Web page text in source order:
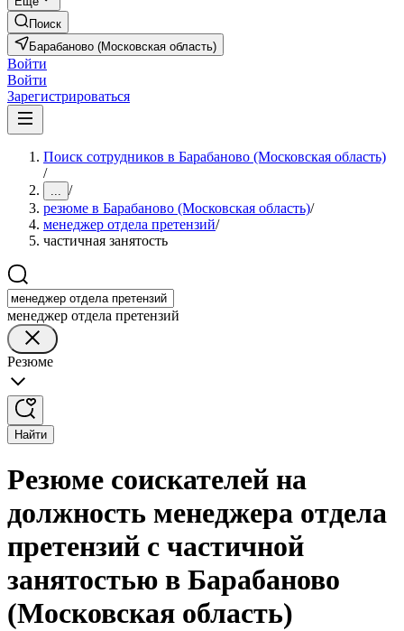
Поиск
Барабаново (Московская область)
Войти
Войти
Зарегистрироваться
Поиск сотрудников в Барабаново (Московская область)
/
... /
резюме в Барабаново (Московская область)/
менеджер отдела претензий/
частичная занятость
менеджер отдела претензий
Резюме
Найти
Резюме соискателей на
должность менеджера отдела
претензий с частичной
занятостью в Барабаново
(Московская область)